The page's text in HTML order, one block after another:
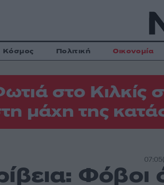
Κόσμος Πολιτική Οικονομία
στο Κιλκίς
μάχη της
07:05
Φόβοι